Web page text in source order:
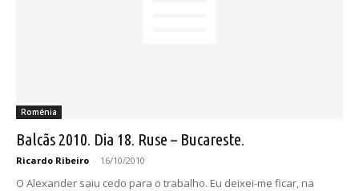
Roménia
Balcãs 2010. Dia 18. Ruse – Bucareste.
Ricardo Ribeiro - 16/10/2010
O Alexander saiu cedo para o trabalho. Eu deixei-me ficar, na